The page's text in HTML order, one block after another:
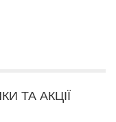
ТА АКЦІЇ